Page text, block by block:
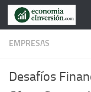
Saltar al contenido
EMPRESAS
Desafíos